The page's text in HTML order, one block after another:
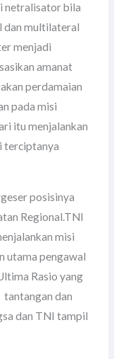
netralisator bila
dan multilateral
menjadi
amanat
perdamaian
pada misi
itu menjalankan
terciptanya
posisinya
Regional.TNI
misi
utama pengawal
Rasio yang
tantangan dan
dan TNI tampil